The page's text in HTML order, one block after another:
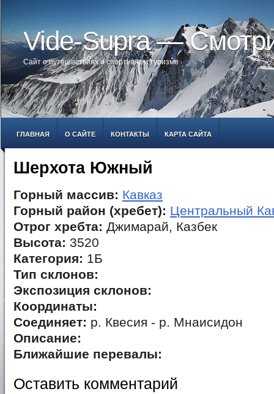
Vide-Supra —
Сайт о путешествиях и спортивном туризме
ГЛАВНАЯ О САЙТЕ КОНТАКТЫ КАРТА САЙТА
Шерхота Южный
Горный массив: Кавказ
Горный район (хребет): Центральный
Отрог хребта: Джимарай, Казбек
Высота: 3520
Категория: 1Б
Тип склонов:
Экспозиция склонов:
Координаты:
Соединяет: р. Квесия - р. Мнаисидон
Описание:
Ближайшие перевалы:
Оставить комментарий